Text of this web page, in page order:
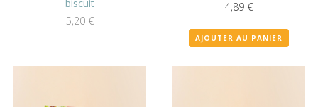
biscuit
5,20 €
4,89 €
AJOUTER AU PANIER